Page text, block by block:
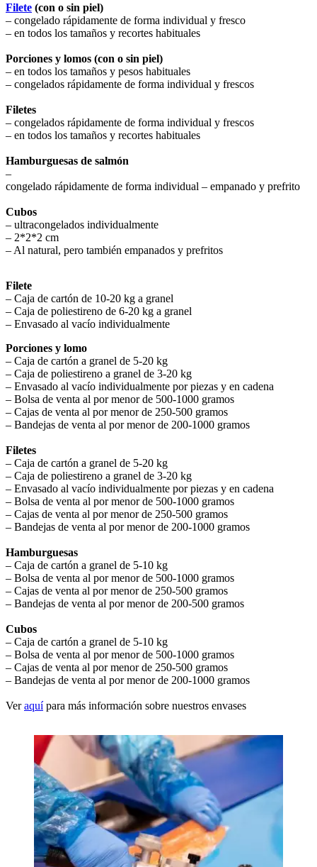
Filete (con o sin piel)
– congelado rápidamente de forma individual y fresco
– en todos los tamaños y recortes habituales
Porciones y lomos (con o sin piel)
– en todos los tamaños y pesos habituales
– congelados rápidamente de forma individual y frescos
Filetes
– congelados rápidamente de forma individual y frescos
– en todos los tamaños y recortes habituales
Hamburguesas de salmón
–
congelado rápidamente de forma individual – empanado y prefrito
Cubos
– ultracongelados individualmente
– 2*2*2 cm
– Al natural, pero también empanados y prefritos
Filete
– Caja de cartón de 10-20 kg a granel
– Caja de poliestireno de 6-20 kg a granel
– Envasado al vacío individualmente
Porciones y lomo
– Caja de cartón a granel de 5-20 kg
– Caja de poliestireno a granel de 3-20 kg
– Envasado al vacío individualmente por piezas y en cadena
– Bolsa de venta al por menor de 500-1000 gramos
– Cajas de venta al por menor de 250-500 gramos
– Bandejas de venta al por menor de 200-1000 gramos
Filetes
– Caja de cartón a granel de 5-20 kg
– Caja de poliestireno a granel de 3-20 kg
– Envasado al vacío individualmente por piezas y en cadena
– Bolsa de venta al por menor de 500-1000 gramos
– Cajas de venta al por menor de 250-500 gramos
– Bandejas de venta al por menor de 200-1000 gramos
Hamburguesas
– Caja de cartón a granel de 5-10 kg
– Bolsa de venta al por menor de 500-1000 gramos
– Cajas de venta al por menor de 250-500 gramos
– Bandejas de venta al por menor de 200-500 gramos
Cubos
– Caja de cartón a granel de 5-10 kg
– Bolsa de venta al por menor de 500-1000 gramos
– Cajas de venta al por menor de 250-500 gramos
– Bandejas de venta al por menor de 200-1000 gramos
Veraquí para más información sobre nuestros envases